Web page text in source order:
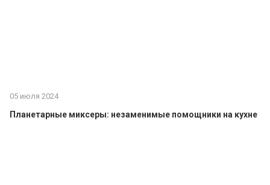
05 июля 2024
Планетарные миксеры: незаменимые помощники на кухне